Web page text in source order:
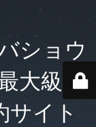
ショウ
大級の
サイト